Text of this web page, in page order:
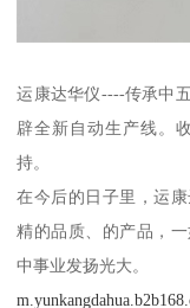
运康达华仪----传承中
辟全新自动生产线。
持。
在今后的日子里，运
精的品质、的产品，
中事业发扬光大。